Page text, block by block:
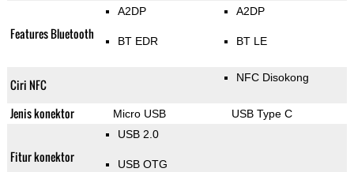
Features Bluetooth
A2DP
BT EDR
A2DP
BT LE
Ciri NFC NFC Disokong
Jenis konektor Micro USB USB Type C
Fitur konektor
USB 2.0
USB OTG